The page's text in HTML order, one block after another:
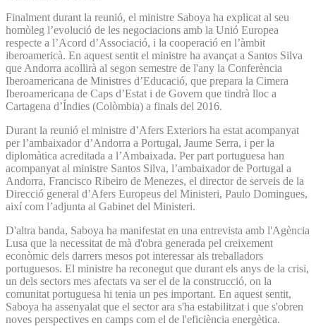
Finalment durant la reunió, el ministre Saboya ha explicat al seu
homòleg l’evolució de les negociacions amb la Unió Europea
respecte a l’Acord d’Associació, i la cooperació en l’àmbit
iberoamericà. En aquest sentit el ministre ha avançat a Santos Silva
que Andorra acollirà al segon semestre de l'any la Conferència
Iberoamericana de Ministres d’Educació, que prepara la Cimera
Iberoamericana de Caps d’Estat i de Govern que tindrà lloc a
Cartagena d’Índies (Colòmbia) a finals del 2016.
Durant la reunió el ministre d’Afers Exteriors ha estat acompanyat
per l’ambaixador d’Andorra a Portugal, Jaume Serra, i per la
diplomàtica acreditada a l’Ambaixada. Per part portuguesa han
acompanyat al ministre Santos Silva, l’ambaixador de Portugal a
Andorra, Francisco Ribeiro de Menezes, el director de serveis de la
Direcció general d’Afers Europeus del Ministeri, Paulo Domingues,
així com l’adjunta al Gabinet del Ministeri.
D'altra banda, Saboya ha manifestat en una entrevista amb l'Agència
Lusa que la necessitat de mà d'obra generada pel creixement
econòmic dels darrers mesos pot interessar als treballadors
portuguesos. El ministre ha reconegut que durant els anys de la crisi,
un dels sectors mes afectats va ser el de la construcció, on la
comunitat portuguesa hi tenia un pes important. En aquest sentit,
Saboya ha assenyalat que el sector ara s'ha estabilitzat i que s'obren
noves perspectives en camps com el de l'eficiència energètica.